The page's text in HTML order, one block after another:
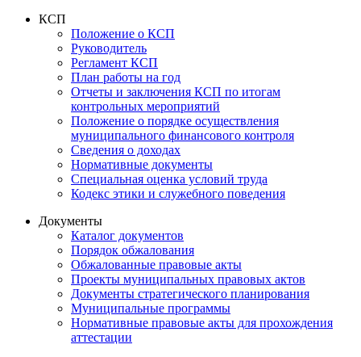
КСП
Положение о КСП
Руководитель
Регламент КСП
План работы на год
Отчеты и заключения КСП по итогам
контрольных мероприятий
Положение о порядке осуществления
муниципального финансового контроля
Сведения о доходах
Нормативные документы
Специальная оценка условий труда
Кодекс этики и служебного поведения
Документы
Каталог документов
Порядок обжалования
Обжалованные правовые акты
Проекты муниципальных правовых актов
Документы стратегического планирования
Муниципальные программы
Нормативные правовые акты для прохождения
аттестации